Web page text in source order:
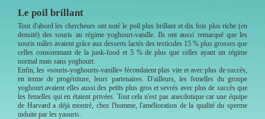
Le poil brillant
Tout d'abord les chercheurs ont noté le poil plus brillant et dix fois plus riche (en
densité) des souris au régime yoghourt-vanille. Ils ont aussi remarqué que les
souris mâles avaient grâce aux desserts lactés des testicules 15 % plus grosses que
celles consommant de la junk-food et 5 % de plus que celles ayant un régime
normal mais sans yoghourt.
Enfin, les «souris-yoghourts-vanille» fécondaient plus vite et avec plus de succès,
en terme de progéniture, leurs partenaires. D'ailleurs, les femelles du groupe
yoghourt avaient elles aussi des petits plus gros et sevrés avec plus de succès que
les femelles qui en étaient privées. Tout cela n'est pas anecdotique car une équipe
de Harvard a déjà montré, chez l'homme, l'amélioration de la qualité du sperme
induite par les yaourts.